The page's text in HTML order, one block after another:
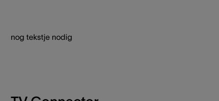
nog tekstje nodig